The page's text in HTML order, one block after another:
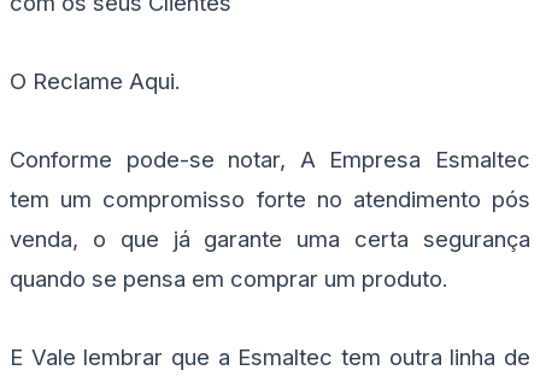
O Reclame Aqui.
Conforme pode-se notar, A Empresa Esmaltec
tem um compromisso forte no atendimento pós
venda, o que já garante uma certa segurança
quando se pensa em comprar um produto.
E Vale lembrar que a Esmaltec tem outra linha de